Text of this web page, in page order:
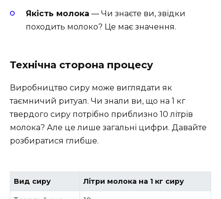
Якість молока — Чи знаєте ви, звідки
походить молоко? Це має значення.
Технічна сторона процесу
Виробництво сиру може виглядати як
таємничий ритуал. Чи знали ви, що на 1 кг
твердого сиру потрібно приблизно 10 літрів
молока? Але це лише загальні цифри. Давайте
розбиратися глибше.
Вид сиру Літри молока на 1 кг сиру